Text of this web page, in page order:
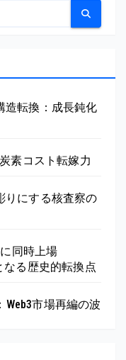
造転換：成長鈍化
素コスト転嫁力
りにする核査察の
同時上場
る歴史的転換点
Web3市場再編の波